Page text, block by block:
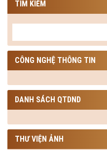
TÌM KIẾM
CÔNG NGHỆ THÔNG TIN
DANH SÁCH QTDND
THƯ VIỆN ẢNH